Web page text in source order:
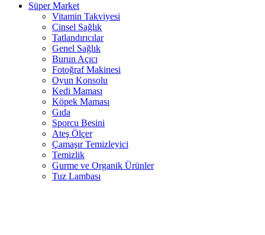
Süper Market
Vitamin Takviyesi
Cinsel Sağlık
Tatlandırıcılar
Genel Sağlık
Burun Açıcı
Fotoğraf Makinesi
Oyun Konsolu
Kedi Maması
Köpek Maması
Gıda
Sporcu Besini
Ateş Ölçer
Çamaşır Temizleyici
Temizlik
Gurme ve Organik Ürünler
Tuz Lambası